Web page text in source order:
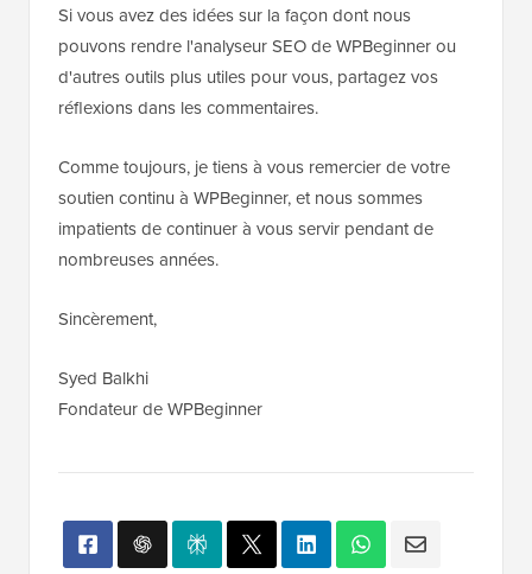
Si vous avez des idées sur la façon dont nous
pouvons rendre l'analyseur SEO de WPBeginner ou
d'autres outils plus utiles pour vous, partagez vos
réflexions dans les commentaires.
Comme toujours, je tiens à vous remercier de votre
soutien continu à WPBeginner, et nous sommes
impatients de continuer à vous servir pendant de
nombreuses années.
Sincèrement,
Syed Balkhi
Fondateur de WPBeginner